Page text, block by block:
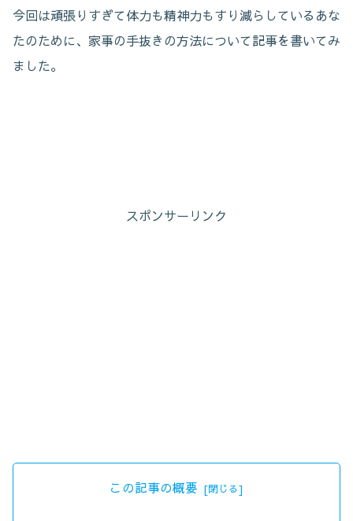
今回は頑張りすぎて体力も精神力もすり減らしているあな
たのために、家事の手抜きの方法について記事を書いてみ
ました。
スポンサーリンク
この記事の概要